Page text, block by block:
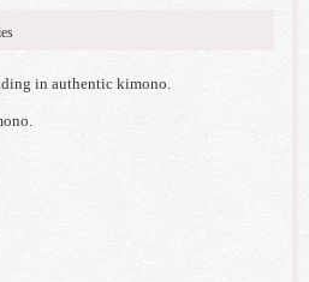
in authentic kimono.